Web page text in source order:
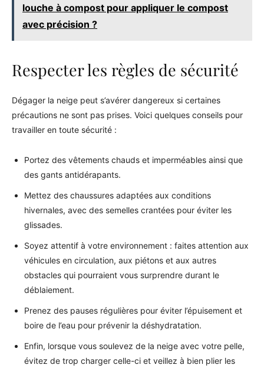
louche à compost pour appliquer le compost
avec précision ?
Respecter les règles de sécurité
Dégager la neige peut s’avérer dangereux si certaines
précautions ne sont pas prises. Voici quelques conseils pour
travailler en toute sécurité :
Portez des vêtements chauds et imperméables ainsi que
des gants antidérapants.
Mettez des chaussures adaptées aux conditions
hivernales, avec des semelles crantées pour éviter les
glissades.
Soyez attentif à votre environnement : faites attention aux
véhicules en circulation, aux piétons et aux autres
obstacles qui pourraient vous surprendre durant le
déblaiement.
Prenez des pauses régulières pour éviter l’épuisement et
boire de l’eau pour prévenir la déshydratation.
Enfin, lorsque vous soulevez de la neige avec votre pelle,
évitez de trop charger celle-ci et veillez à bien plier les